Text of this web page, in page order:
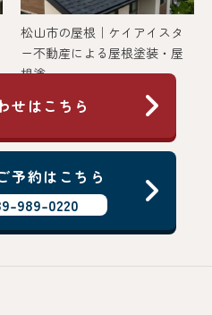
松山市の屋根｜ケイアイスタ
ー不動産による屋根塗装・屋
根塗...
せはこちら
予約はこちら
989-0220